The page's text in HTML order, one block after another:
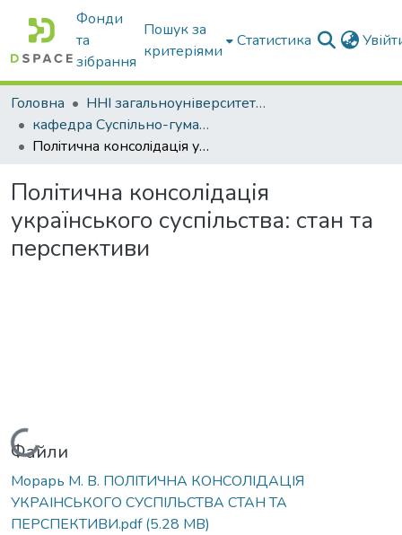
Фонди
та
зібрання
Пошук за
критеріями
Статистика
Головна
ННІ загальноуніверситетської підготовки
кафедра Суспільно-гуманітарні науки
Полiтична консолiдацiя українського суспiльства: стан та перспективи
Полiтична консолiдацiя
українського суспiльства: стан та
перспективи
Вантажиться...
Файли
Морарь М. В. ПОЛIТИЧНА КОНСОЛIДАЦIЯ
УКРАIНСЬКОГО СУСПIЛЬСТВА СТАН ТА
ПЕРСПЕКТИВИ.pdf(5.28 MB)